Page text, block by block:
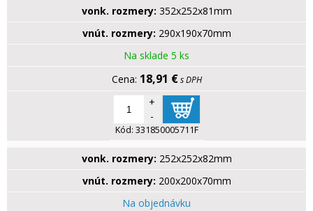
vonk. rozmery: 352x252x81mm
vnút. rozmery: 290x190x70mm
Na sklade 5 ks
18,91 € s DPH
+
-
Kód: 331850005711F
vonk. rozmery: 252x252x82mm
vnút. rozmery: 200x200x70mm
Na objednávku